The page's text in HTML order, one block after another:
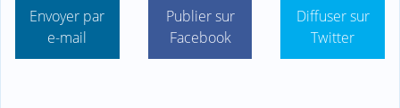
Envoyer par
e-mail
Publier sur
Facebook
Diffuser sur
Twitter